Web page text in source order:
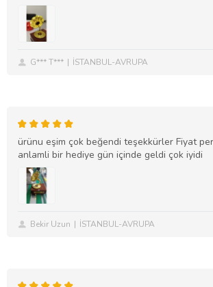
G*** T*** İSTANBUL-AVRUPA
ürünu eşim çok beğendi teşekkürler Fiyat
anlamli bir hediye gün içinde geldi çok iyidi
Bekir Uzun İSTANBUL-AVRUPA